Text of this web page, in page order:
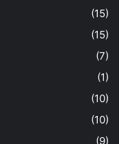
(15)
(15)
(7)
(1)
(10)
(10)
(9)